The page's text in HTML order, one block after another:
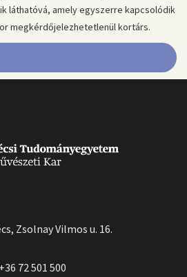
láthatóvá, amely egyszerre kapcsolódik
megkérdőjelezhetetlenül kortárs.
Zsolnay Vilmos u. 16.
+36 72 501 500